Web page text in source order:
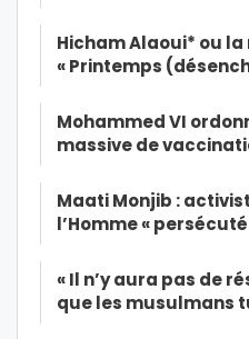
Hicham Alaoui* ou
« Printemps
Mohammed VI
massive de
Maati Monjib :
l’Homme «
« Il n’y aura pas de
que les musulmans